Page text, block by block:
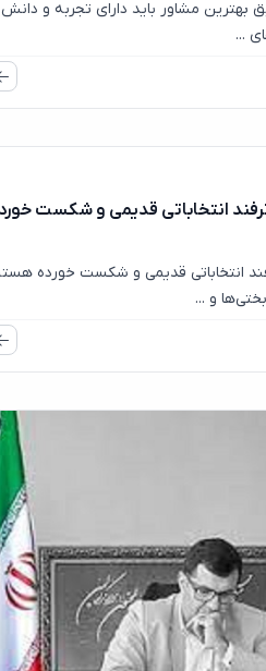
بهترین مشاور باید دارای تجربه و دانش
...
انتخاباتی قدیمی و شکست
انتخاباتی قدیمی و شکست خورده
و ...